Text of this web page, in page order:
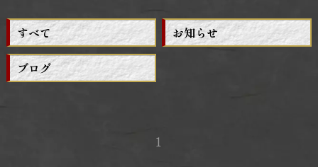
すべて お知らせ
ブログ
1